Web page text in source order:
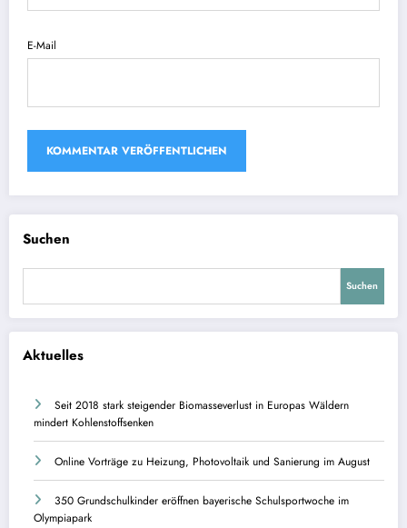
E-Mail
Suchen
Suchen
Aktuelles
Seit 2018 stark steigender Biomasseverlust in Europas Wäldern
mindert Kohlenstoffsenken
Online Vorträge zu Heizung, Photovoltaik und Sanierung im August
350 Grundschulkinder eröffnen bayerische Schulsportwoche im
Olympiapark